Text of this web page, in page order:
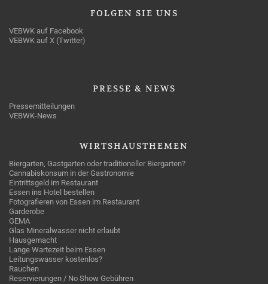
FOLGEN SIE UNS
VEBWK auf Facebook
VEBWK auf X (Twitter)
PRESSE & NEWS
Pressemitteilungen
VEBWK-News
WIRTSHAUSTHEMEN
Biergarten, Gastgarten oder traditioneller Biergarten?
Cannabiskonsum in der Gastronomie
Eintrittsgeld im Restaurant
Essen ins Hotel bestellen
Fotografieren von Essen im Restaurant
Garderobe
GEMA
Glas Mineralwasser nicht erlaubt
Hausgemacht
Lange Wartezeit beim Essen
Leitungswasser kostenlos?
Rauchen
Reservierungen / No Show Gebühren